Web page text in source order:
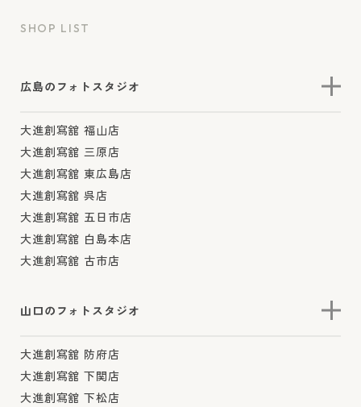
SHOP LIST
広島のフォトスタジオ
大進創寫舘 福山店
大進創寫舘 三原店
大進創寫舘 東広島店
大進創寫舘 呉店
大進創寫舘 五日市店
大進創寫舘 白島本店
大進創寫舘 古市店
山口のフォトスタジオ
大進創寫舘 防府店
大進創寫舘 下関店
大進創寫舘 下松店